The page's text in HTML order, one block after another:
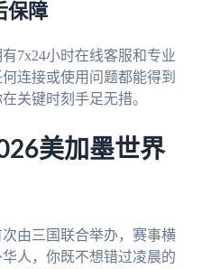
保障
7x24小时在线客服和专业
连接或使用问题都能得到
关键时刻手足无措。
美加墨世界
由三国联合举办，赛事横
人，你既不想错过凌晨的